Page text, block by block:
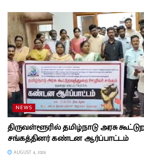
NEWS
திருவள்ளூரில் தமிழ்நாடு அரசு
சங்கத்தினர் கண்டன ஆர்ப்பாட்டம்
AUGUST 4, 2026